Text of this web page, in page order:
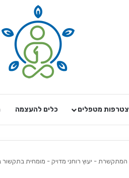
מטפלים כלים להעצמה
המתקשרת - יעוץ רוחני מדויק - מומחית בתקשור